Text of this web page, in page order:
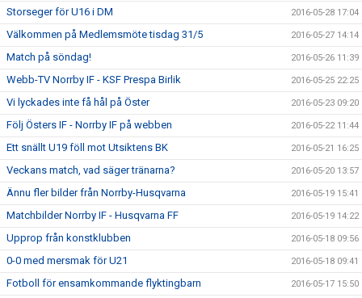
Storseger för U16 i DM 2016-05-28 17:04
Välkommen på Medlemsmöte tisdag 31/5 2016-05-27 14:14
Match på söndag! 2016-05-26 11:39
Webb-TV Norrby IF - KSF Prespa Birlik 2016-05-25 22:25
Vi lyckades inte få hål på Öster 2016-05-23 09:20
Följ Östers IF - Norrby IF på webben 2016-05-22 11:44
Ett snällt U19 föll mot Utsiktens BK 2016-05-21 16:25
Veckans match, vad säger tränarna? 2016-05-20 13:57
Ännu fler bilder från Norrby-Husqvarna 2016-05-19 15:41
Matchbilder Norrby IF - Husqvarna FF 2016-05-19 14:22
Upprop från konstklubben 2016-05-18 09:56
0-0 med mersmak för U21 2016-05-18 09:41
Fotboll för ensamkommande flyktingbarn 2016-05-17 15:50